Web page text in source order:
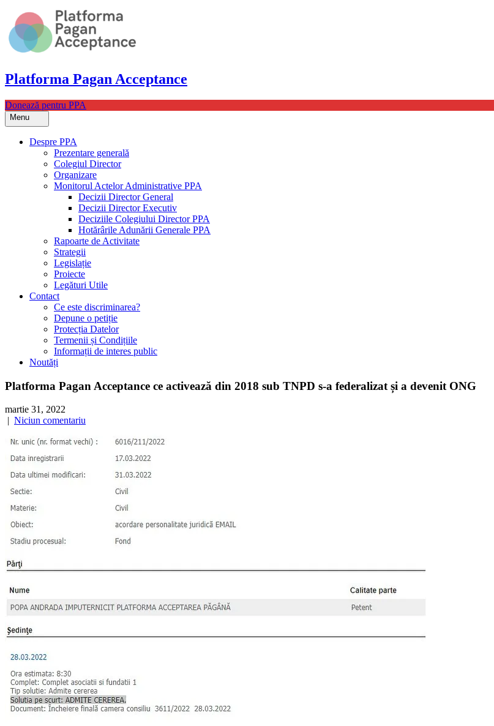
content
Platforma Pagan Acceptance
Donează pentru PPA
Menu
Despre PPA
Prezentare generală
Colegiul Director
Organizare
Monitorul Actelor Administrative PPA
Decizii Director General
Decizii Director Executiv
Deciziile Colegiului Director PPA
Hotărârile Adunării Generale PPA
Rapoarte de Activitate
Strategii
Legislație
Proiecte
Legături Utile
Contact
Ce este discriminarea?
Depune o petiție
Protecția Datelor
Termenii și Condițiile
Informații de interes public
Noutăți
Platforma Pagan Acceptance ce activează din 2018 sub TNPD s-a federalizat și a devenit ONG
martie 31, 2022
| Niciun comentariu